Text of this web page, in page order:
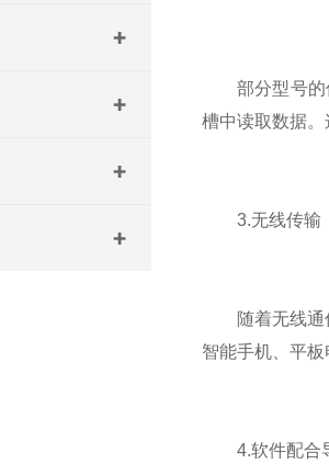
部分型号的仪
槽中读取数据
3.无线传输
随着无线通信
智能手机、平
4.软件配合